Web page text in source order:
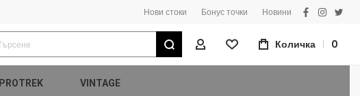
Нови стоки Бонус точки Новини
facebook
Търсене
Моят ПрофилКоличка 0
PROTREK VINTAGE